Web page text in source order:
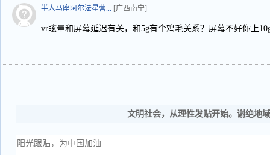
半人马座阿尔法星营... [广西南宁]
vr眩晕和屏幕延迟有关，和5g有个鸡毛关系？屏幕不好你上
文明社会，从理性发贴开始。谢绝地